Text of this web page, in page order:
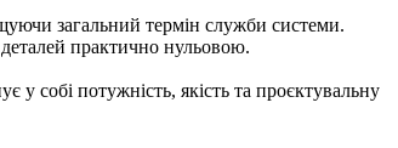
загальний термін служби системи.
деталей практично нульовою.
у собі потужність, якість та проєктувальну